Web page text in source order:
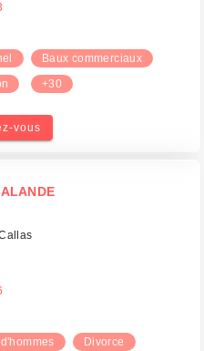
Baux commerciaux
+30
vous
Divorce